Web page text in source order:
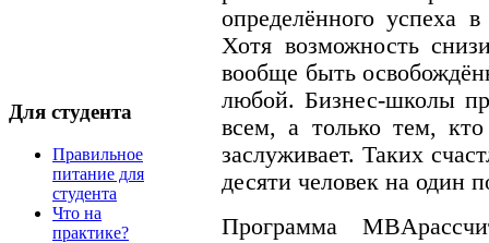
определённого успеха
Хотя возможность
вообще быть
любой. Бизнес-школы
всем, а только тем,
заслуживает. Таких
десяти человек на один
Программа
Для студента
Правильное
питание для
студента
Что на
практике?